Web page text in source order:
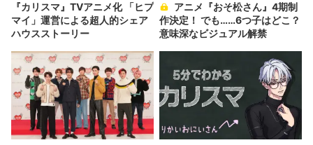
『カリスマ』TVアニメ化 「ヒプ
マイ」運営による超人的シェア
ハウスストーリー
作決定！ でも……6つ子はどこ？
意味深なビジュアル解禁